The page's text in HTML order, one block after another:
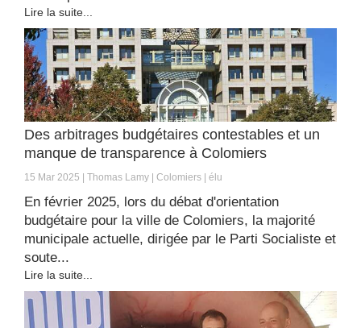
Lire la suite...
Des arbitrages budgétaires contestables et un
manque de transparence à Colomiers
15 Mar 2025 Thomas Lamy Colomiers élu
En février 2025, lors du débat d'orientation
budgétaire pour la ville de Colomiers, la majorité
municipale actuelle, dirigée par le Parti Socialiste et
soute...
Lire la suite...